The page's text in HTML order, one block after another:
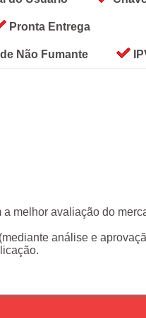
Pronta Entrega
Não Fumante
melhor avaliação do
análise e